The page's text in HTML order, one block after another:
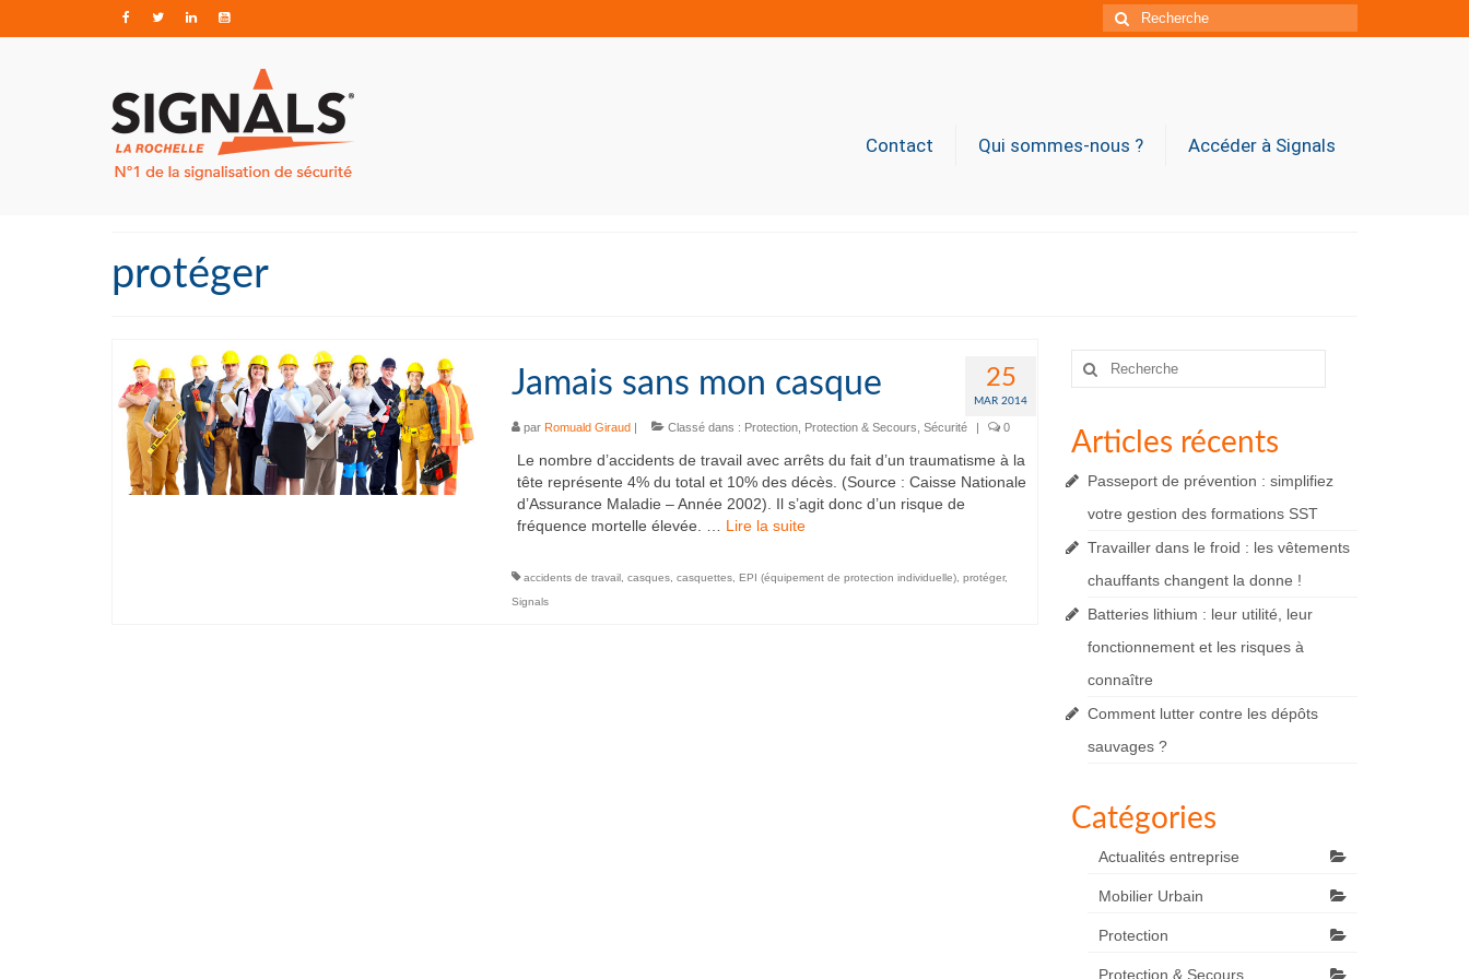
Rechercher
:
Contact Qui sommes-nous ? Accéder à Signals
protéger
25
MAR 2014
Jamais sans mon casque
par Romuald Giraud| Classé dans : Protection, Protection & Secours Sécurité | 0
Le nombre d’accidents de travail avec arrêts du fait d’un traumatisme à la
tête représente 4% du total et 10% des décès. (Source : Caisse Nationale
d’Assurance Maladie – Année 2002). Il s’agit donc d’un risque de
fréquence mortelle élevée. … Lire la suite­­
accidents de travail, casques, casquettes, EPI (équipement de protection individuelle), protéger,
Signals
Rechercher
Articles récents
Passeport de prévention : simplifiez
votre gestion des formations SST
Travailler dans le froid : les vêtements
chauffants changent la donne !
Batteries lithium : leur utilité, leur
fonctionnement et les risques à
connaître
Comment lutter contre les dépôts
sauvages ?
Catégories
Actualités entreprise
Mobilier Urbain
Protection
Protection & Secours